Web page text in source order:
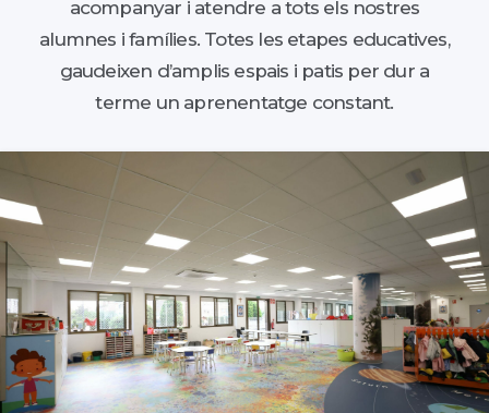
acompanyar i atendre a tots els nostres
alumnes i famílies. Totes les etapes educatives,
gaudeixen d’amplis espais i patis per dur a
terme un aprenentatge constant.